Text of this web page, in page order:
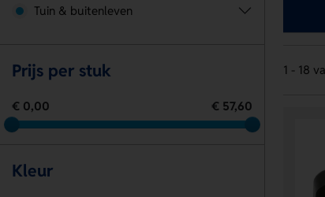
1 - 18
Tuin & buitenleven
Prijs per stuk
€ 0,00 € 57,60
Kleur